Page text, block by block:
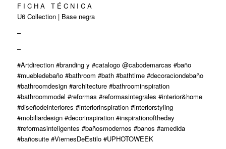
F I C H A T É C N I C A
U6 Collection | Base negra
–
–
#Artdirection #branding y #catalogo @cabodemarcas #baño
#muebledebaño #bathroom #bath #bathtime #decoraciondebaño
#bathroomdesign #architecture #bathroominspiration
#bathroommodel #reformas #reformasintegrales #interior&home
#diseñodeinteriores #interiorinspiration #interiorstyling
#mobiliardesign #decorinspiration #inspirationoftheday
#reformasinteligentes #bañosmodernos #banos #amedida
#bañosuite #ViernesDeEstilo #UPHOTOWEEK